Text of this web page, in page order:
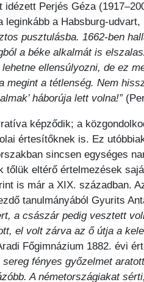
Perjés Géza
a Habsburg-udvart,
pusztulásba. 1662-ben
a béke alkalmát is
ellensúlyozni, de ez
a tétlenség. Nem
háborúja lett volna!”
képződik; a
értesítőknek is. Ez
sincsen egységes
tőlük eltérő értelmezések
is már a XIX. században.
tanulmányából Gyurits
a császár pedig vesztett
el volt zárva az ő útja a
Főgimnázium 1882. évi
sereg fényes győzelmet
A németországiakat